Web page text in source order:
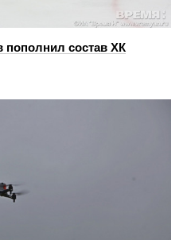
состав ХК